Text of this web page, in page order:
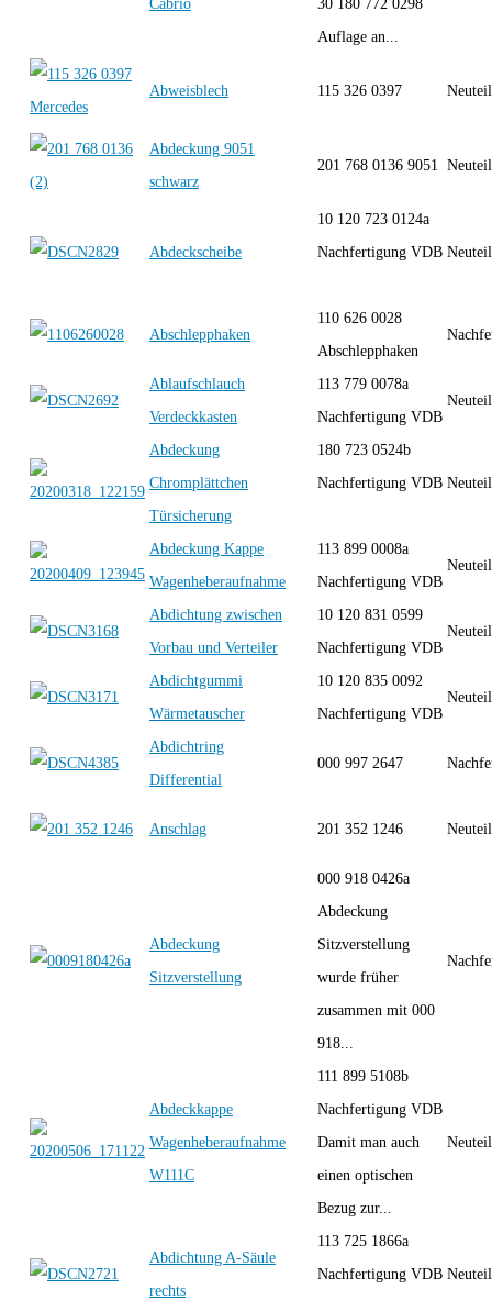
Cabrio
30 180 772 0298
Auflage an...
Abweisblech 115 326 0397
Abdeckung 9051
schwarz
201 768 0136 9051
Abdeckscheibe
10 120 723 0124a
Nachfertigung VDB
Abschlepphaken
110 626 0028
Abschlepphaken
Ablaufschlauch
Verdeckkasten
113 779 0078a
Nachfertigung VDB
Abdeckung
Chromplättchen
Türsicherung
180 723 0524b
Nachfertigung VDB
Abdeckung Kappe
Wagenheberaufnahme
113 899 0008a
Nachfertigung VDB
Abdichtung zwischen
Vorbau und Verteiler
10 120 831 0599
Nachfertigung VDB
Abdichtgummi
Wärmetauscher
10 120 835 0092
Nachfertigung VDB
Abdichtring
Differential
000 997 2647
Anschlag 201 352 1246
Abdeckung
Sitzverstellung
000 918 0426a
Abdeckung
Sitzverstellung
wurde früher
zusammen mit 000
918...
Abdeckkappe
Wagenheberaufnahme
W111C
111 899 5108b
Nachfertigung VDB
Damit man auch
einen optischen
Bezug zur...
Abdichtung A-Säule
rechts
113 725 1866a
Nachfertigung VDB